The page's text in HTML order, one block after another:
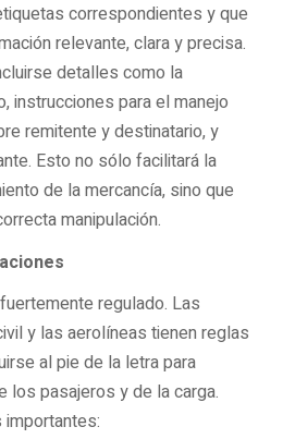
correspondientes y que
relevante, clara y precisa.
detalles como la
instrucciones para el manejo
remitente y destinatario, y
Esto no sólo facilitará la
de la mercancía, sino que
manipulación.
regulado. Las
y las aerolíneas tienen reglas
al pie de la letra para
los pasajeros y de la carga.